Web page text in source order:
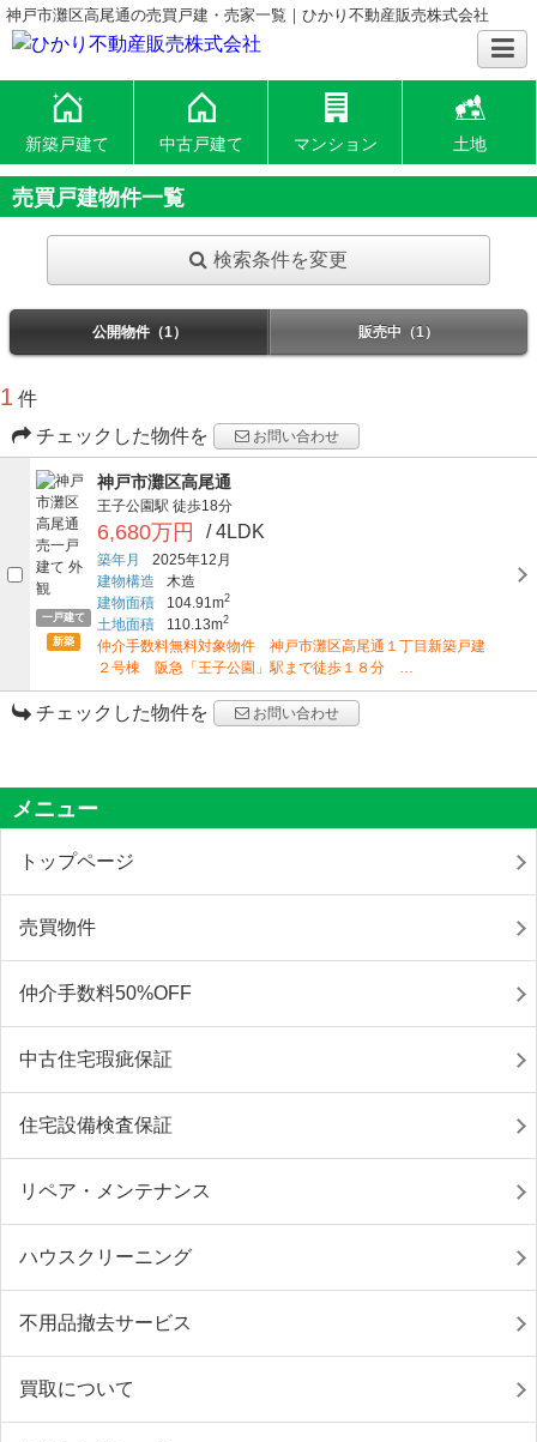
神戸市灘区高尾通の売買戸建・売家一覧｜ひかり不動産販売株式会社
新築戸建て 中古戸建て マンション 土地
売買戸建物件一覧
検索条件を変更
公開物件（1） 販売中（1）
1 件
チェックした物件を
お問い合わせ
一戸建て
新築
神戸市灘区高尾通
王子公園駅 徒歩18分
6,680万円 / 4LDK
築年月
2025年12月
建物構造
木造
建物面積
104.91m2
土地面積 110.13m2
仲介手数料無料対象物件 神戸市灘区高尾通１丁目新築戸建
２号棟 阪急「王子公園」駅まで徒歩１８分 …
チェックした物件を お問い合わせ
メニュー
トップページ
売買物件
仲介手数料50%OFF
中古住宅瑕疵保証
住宅設備検査保証
リペア・メンテナンス
ハウスクリーニング
不用品撤去サービス
買取について